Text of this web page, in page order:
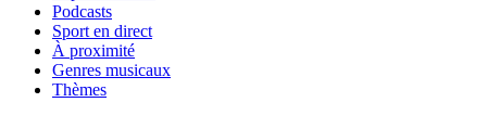
Podcasts
Sport en direct
À proximité
Genres musicaux
Thèmes